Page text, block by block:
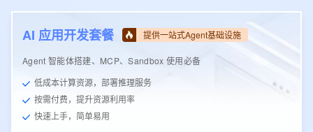
AI 应用开发套餐 提供一站式Agent基础设施
Agent 智能体搭建、MCP、Sandbox 使用必备
低成本计算资源，部署推理服务
按需付费，提升资源利用率
快速上手，简单易用